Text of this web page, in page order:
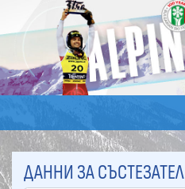
ДАННИ ЗА СЪСТЕЗАТЕЛ